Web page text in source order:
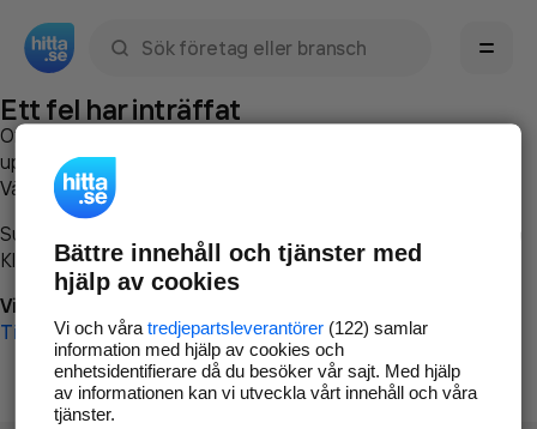
Ett fel har inträffat
Om du vill kan du
uppstod så att vi lättare och snabbare kan avhjälpa det.
Vänligen försök med följande:
Surfa till
Klicka påTillbaka-knappen i webbläsaren och försök igen
Vi beklagar besväret!
Till startsidan
Bättre innehåll och tjänster med
hjälp av cookies
Vi och våra tredjepartsleverantörer(122) samlar
information med hjälp av cookies och
enhetsidentifierare då du besöker vår sajt. Med hjälp
av informationen kan vi utveckla vårt innehåll och våra
tjänster.